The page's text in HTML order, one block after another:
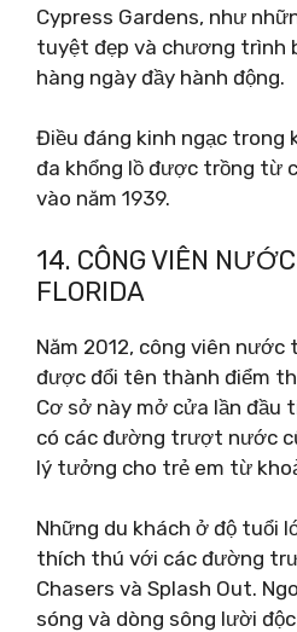
Cypress Gardens, như
tuyệt đẹp và chương trình
hàng ngày đầy hành động.
Điều đáng kinh ngạc trong
đa khổng lồ được trồng từ
vào năm 1939.
14. CÔNG VIÊN
FLORIDA
Năm 2012, công viên nước
được đổi tên thành điểm
Cơ sở này mở cửa lần đầu
có các đường trượt nước
lý tưởng cho trẻ em từ
Những du khách ở độ tuổi
thích thú với các đường
Chasers và Splash Out.
sóng và dòng sông lười